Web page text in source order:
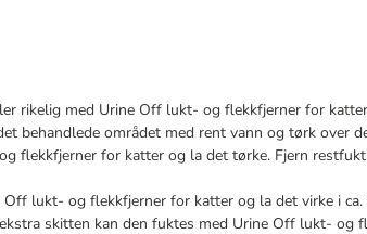
rikelig med Urine Off lukt- og flekkfjerner for
behandlede området med rent vann og tørk over
flekkfjerner for katter og la det tørke. Fjern
lukt- og flekkfjerner for katter og la det virke i
skitten kan den fuktes med Urine Off lukt- og